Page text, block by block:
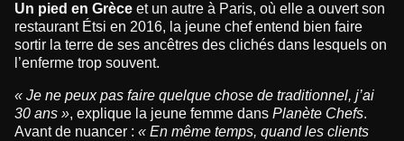
Un pied en Grèce et un autre à Paris, où elle a ouvert son
restaurant Étsi en 2016, la jeune chef entend bien faire
sortir la terre de ses ancêtres des clichés dans lesquels on
l’enferme trop souvent.
« Je ne peux pas faire quelque chose de traditionnel, j’ai
30 ans », explique la jeune femme dans Planète Chefs.
Avant de nuancer : « En même temps, quand les clients